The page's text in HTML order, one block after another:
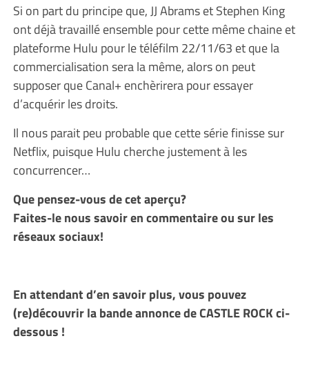
Si on part du principe que, JJ Abrams et Stephen King
ont déjà travaillé ensemble pour cette même chaine et
plateforme Hulu pour le téléfilm 22/11/63 et que la
commercialisation sera la même, alors on peut
supposer que Canal+ enchèrirera pour essayer
d’acquérir les droits.
Il nous parait peu probable que cette série finisse sur
Netflix, puisque Hulu cherche justement à les
concurrencer…
Que pensez-vous de cet aperçu?
Faites-le nous savoir en commentaire ou sur les
réseaux sociaux!
En attendant d’en savoir plus, vous pouvez
(re)découvrir la bande annonce de CASTLE ROCK ci-
dessous !